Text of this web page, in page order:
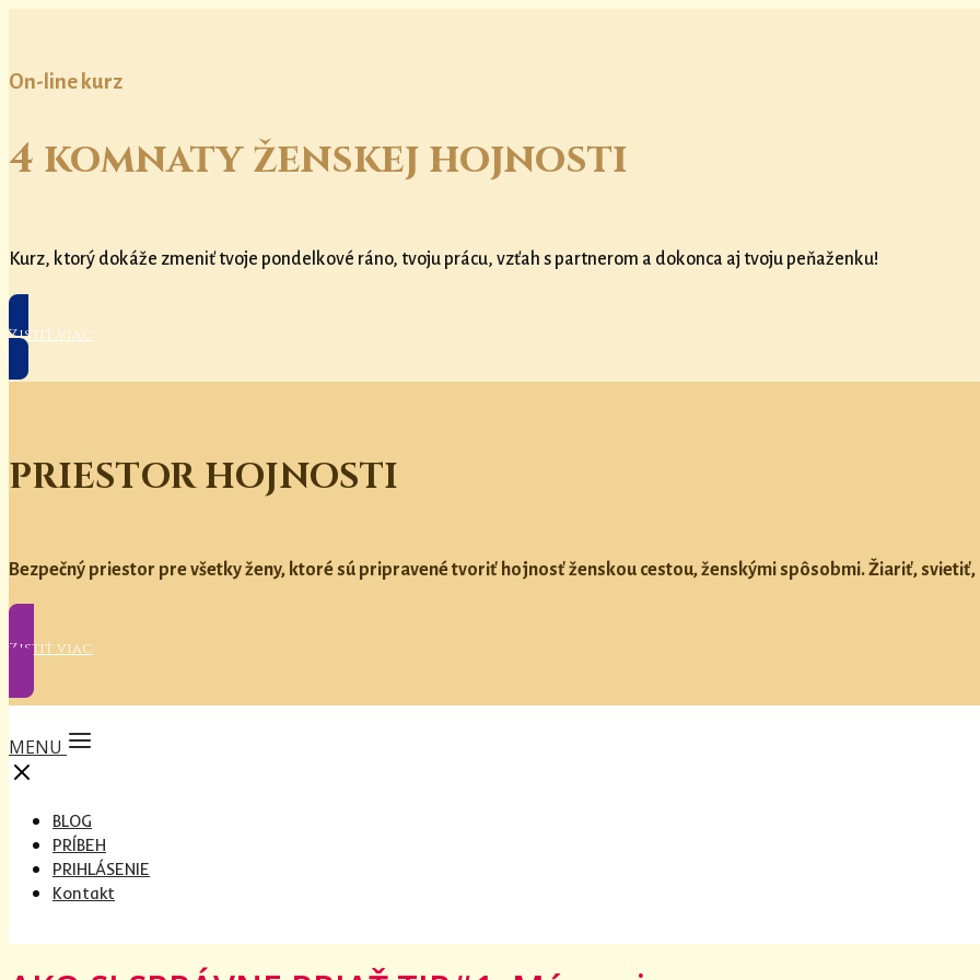
On-line kurz
4 komnaty ženskej hojnosti
Kurz, ktorý dokáže zmeniť tvoje pondelkové ráno, tvoju prácu, vzťah s partnerom a dokonca aj tvoju peňaženku!
Zistiť viac
PRIESTOR HOJNOSTI
Bezpečný priestor pre všetky ženy, ktoré sú pripravené tvoriť hojnosť ženskou cestou, ženskými spôsobmi. Žiariť,
Zistiť viac
MENU
BLOG
PRÍBEH
PRIHLÁSENIE
Kontakt